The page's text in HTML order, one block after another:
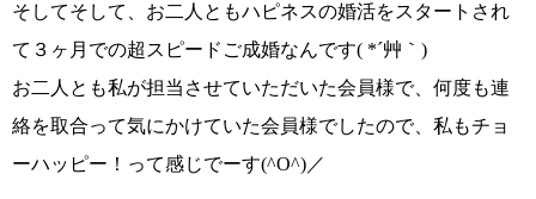
そしてそして、 お二人ともハピネスの婚活をスタートされ
て３ヶ月での超スピードご成婚なんです( *´艸｀)
お二人とも私が担当させていただいた会員様で、何度も連
絡を取合って気にかけていた会員様でしたので、 私もチョ
ーハッピー！って感じでーす(^O^)／